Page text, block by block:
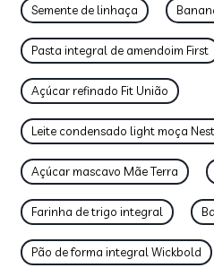
Semente de linhaça
Pasta integral de amendoim First
Açúcar refinado Fit União
Leite condensado light moça
Açúcar mascavo Mãe Terra
Farinha de trigo integral
Pão de forma integral Wickbold